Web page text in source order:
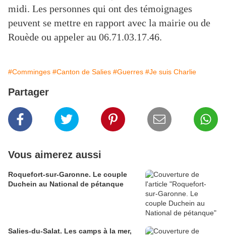
midi. Les personnes qui ont des témoignages
peuvent se mettre en rapport avec la mairie ou de
Rouède ou appeler au 06.71.03.17.46.
#Comminges #Canton de Salies #Guerres #Je suis Charlie
Partager
Vous aimerez aussi
Roquefort-sur-Garonne. Le couple
Duchein au National de pétanque
Salies-du-Salat. Les camps à la mer,